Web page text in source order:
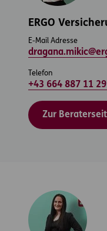
ERGO
E-Mail Adresse
Telefon
+43 664 887 11
Zur